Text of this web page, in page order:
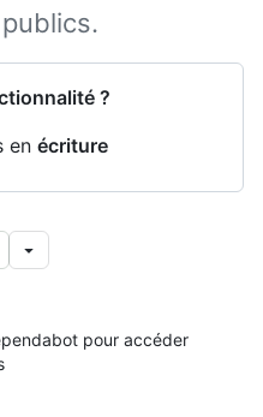
?
en écriture
pour accéder